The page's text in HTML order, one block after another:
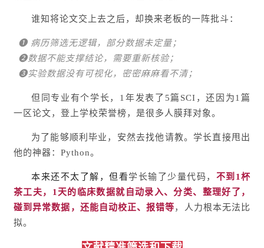
谁知将论文交上去之后，却换来老板的一阵批斗：
❶ 病历筛选无逻辑，部分数据未定量；
❷数据不能支撑结论，需要重新核验；
❸实验数据没有可视化，密密麻麻看不清；
但同专业有个学长，1年发表了5篇SCI，还因为1篇
一区论文，登上学校荣誉榜，是很多人膜拜对象。
为了能够顺利毕业，安然去找他请教。学长直接甩出
他的神器：Python。
本来还不太了解，但看学长输了少量代码， 不到1杯
茶工夫，1天的临床数据就自动录入、分类、整理好了 ，
碰到异常数据，还能自动校正、报错等，人力根本无法比
拟。